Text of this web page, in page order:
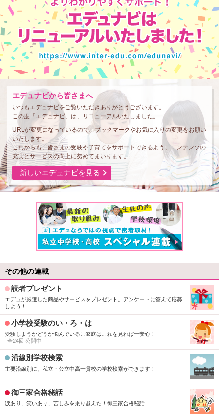
エデュナビから皆さまへ
いつもエデュナビをご覧いただきありがとうございます。
この度「エデュナビ」は、リニューアルいたしました。
URLが変更になっているので、ブックマークやお気に入りの変更をお願い
いたします。
これからも、皆さまの受験や子育てをサポートできるよう、コンテンツの
充実とサービスの向上に努めてまいります。
新しいエデュナビを見る
その他の連載
読者プレゼント
エデュが厳選した商品やサービスをプレゼント。アンケートに答えて応募
しよう！
小学校受験のい・ろ・は
受験しようかどうか悩んでいるご家庭はこれを見れば一安心！
全24回 公開中
沿線別学校検索
主要沿線別に、私立・公立中高一貫校の学校検索ができます！
御三家合格秘話
涙あり、笑いあり、苦しみを乗り越えた！御三家合格秘話